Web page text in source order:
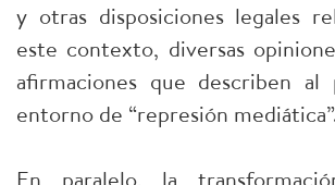
y otras disposiciones legales
este contexto, diversas
afirmaciones que describen al
entorno de “represión
En paralelo, la